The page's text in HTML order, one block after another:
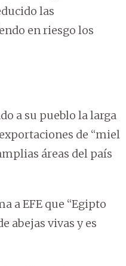
las
en riesgo los
a su pueblo la larga
de “miel
áreas del país
a EFE que “Egipto
abejas vivas y es